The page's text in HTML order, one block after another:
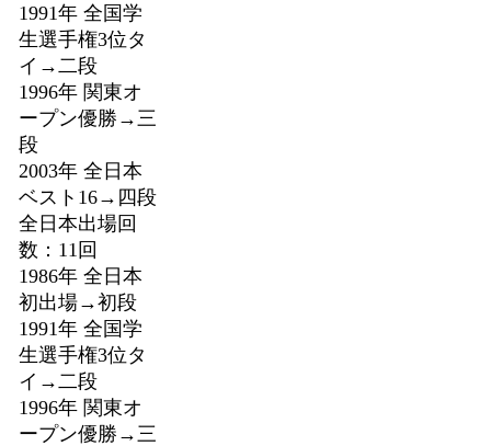
1991年 全国学
生選手権3位タ
イ→二段
1996年 関東オ
ープン優勝→三
段
2003年 全日本
ベスト16→四段
全日本出場回
数：11回
1986年 全日本
初出場→初段
1991年 全国学
生選手権3位タ
イ→二段
1996年 関東オ
ープン優勝→三